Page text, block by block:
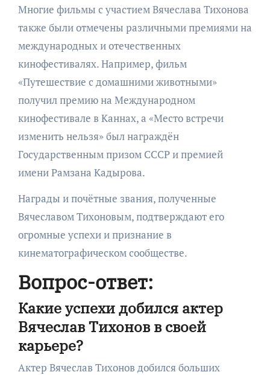
Многие фильмы с участием Вячеслава Тихонова
также были отмечены различными премиями на
международных и отечественных
кинофестивалях. Например, фильм
«Путешествие с домашними животными»
получил премию на Международном
кинофестивале в Каннах, а «Место встречи
изменить нельзя» был награждён
Государственным призом СССР и премией
имени Рамзана Кадырова.
Награды и почётные звания, полученные
Вячеславом Тихоновым, подтверждают его
огромные успехи и признание в
кинематографическом сообществе.
Вопрос-ответ:
Какие успехи добился актер
Вячеслав Тихонов в своей
карьере?
Актер Вячеслав Тихонов добился больших